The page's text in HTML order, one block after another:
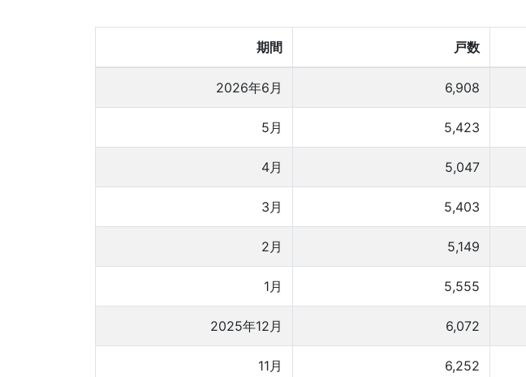
期間 戸数
2026年6月 6,908
5月 5,423
4月 5,047
3月 5,403
2月 5,149
1月 5,555
2025年12月 6,072
11月 6,252